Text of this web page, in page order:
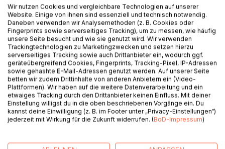
Titel bewerten
BESCHREIBUNG
In witzigen Reimen und von ansprechenden Illustrationen
umrahmt, wird die Geschichte dargestellt, wie das
Buch ist zum Anschauen und Vorlesen geeignet.
Wir nutzen Cookies und vergleichbare Technologien auf unserer
Website. Einige von ihnen sind essenziell und technisch notwendig.
Daneben verwenden wir Analysemethoden (z. B. Cookies oder
Fingerprints sowie serverseitiges Tracking), um zu messen, wie häufig
unsere Seite besucht und wie sie genutzt wird. Wir verwenden
Trackingtechnologien zu Marketingzwecken und setzen hierzu
serverseitiges Tracking sowie auch Drittanbieter ein, wodurch ggf.
geräteübergreifend Cookies, Fingerprints, Tracking-Pixel, IP-Adressen
sowie gehashte E-Mail-Adressen genutzt werden. Auf unserer Seite
betten wir zudem Drittinhalte von anderen Anbietern ein (Video-
Plattformen). Wir haben auf die weitere Datenverarbeitung und ein
etwaiges Tracking durch den Drittanbieter keinen Einfluss. Mit deiner
Einstellung willigst du in die oben beschriebenen Vorgänge ein. Du
kannst deine Einwilligung (z. B. im Footer unter „Privacy-Einstellungen“)
jederzeit mit Wirkung für die Zukunft widerrufen. (BoD-Impressum)